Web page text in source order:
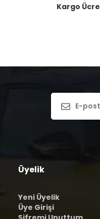
Kargo
Üyelik
Yeni Üyelik
Üye Girişi